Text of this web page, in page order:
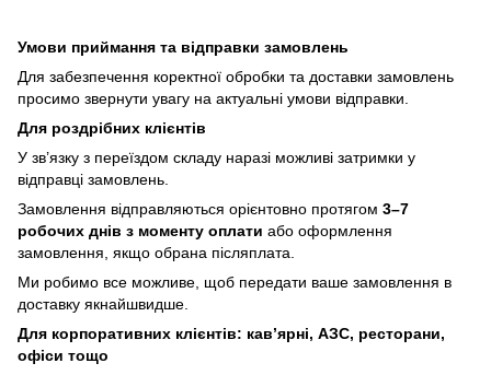
Умови приймання та відправки замовлень
Для забезпечення коректної обробки та доставки замовлень
просимо звернути увагу на актуальні умови відправки.
Для роздрібних клієнтів
У зв’язку з переїздом складу наразі можливі затримки у
відправці замовлень.
Замовлення відправляються орієнтовно протягом 3–7
робочих днів з моменту оплати або оформлення
замовлення, якщо обрана післяплата.
Ми робимо все можливе, щоб передати ваше замовлення в
доставку якнайшвидше.
Для корпоративних клієнтів: кав’ярні, АЗС, ресторани,
офіси тощо